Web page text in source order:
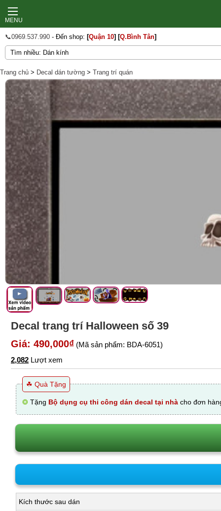
MENU
📞0969.537.990 - Đến shop: [Quận 10] [Q.Bình Tân]
Trang chủ > Decal dán tường > Trang trí quán
Decal trang trí Halloween số 39
Giá: 490,000₫ (Mã sản phẩm: BDA-6051)
2,082 Lượt xem
☘ Quà Tặng
❂ Tặng Bộ dụng cụ thi công dán decal tại nhà cho đơn
Kích thước sau dán